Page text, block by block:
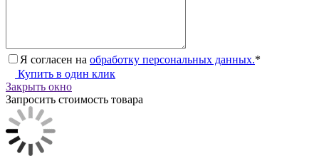
Я согласен на обработку персональных данных.*
Купить в один клик
Закрыть окно
Запросить стоимость товара